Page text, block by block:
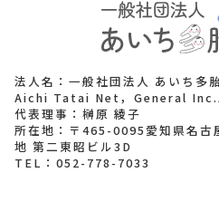
法人名：一般社団法人 あいち多
Aichi Tatai Net，General
代表理事：榊原 綾子
所在地：〒465-0095愛知県名古
地 第二東昭ビル3D
TEL： 052-778-7033